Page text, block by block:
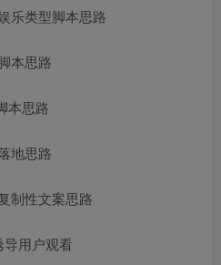
乐类型脚本思路
本思路
本思路
地思路
制性文案思路
用户观看